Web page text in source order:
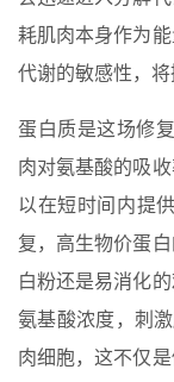
耗肌肉本身作为
代谢的敏感性，将
蛋白质是这场修
肉对氨基酸的吸
以在短时间内提
复，高生物价蛋
白粉还是易消化
氨基酸浓度，刺
肉细胞，这不仅